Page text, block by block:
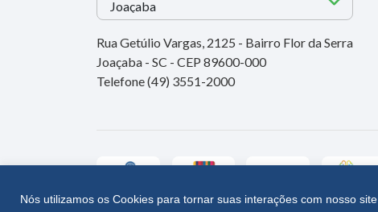
Nós utilizamos os Cookies para tornar suas interações com nosso
Rua Getúlio Vargas, 2125 - Bairro Flor da Serra
Joaçaba - SC - CEP 89600-000
Telefone (49) 3551-2000